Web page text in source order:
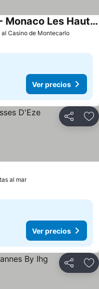
Casino de Montecarlo
Appart'hôtel Odalys City - Monaco Les Hauts de la Principauté
Ver precios
Compartir
al mar
Ver precios
Compartir